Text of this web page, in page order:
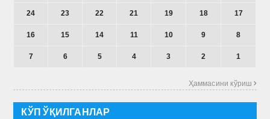
24 23 22 21 19 18 17
16 15 14 11 10 9 8
7 6 5 4 3 2 1
Ҳаммасини кўриш 
КЎП ЎҚИЛГАНЛАР